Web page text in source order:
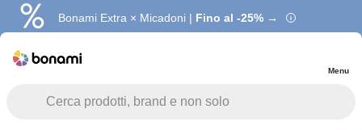
Bonami Extra × Micadoni | Fino al -25% →
Menu